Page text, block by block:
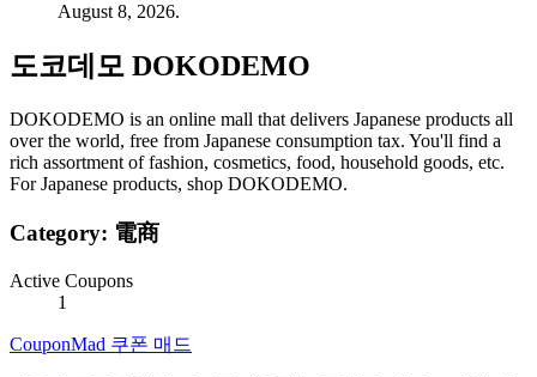
August 8, 2026.
도코데모 DOKODEMO
DOKODEMO is an online mall that delivers Japanese products all
over the world, free from Japanese consumption tax. You'll find a
rich assortment of fashion, cosmetics, food, household goods, etc.
For Japanese products, shop DOKODEMO.
Category: 電商
Active Coupons
1
CouponMad 쿠폰 매드